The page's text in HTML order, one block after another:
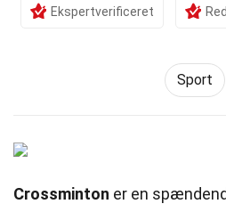
Ekspertverificeret
Sport
Crossminton er en